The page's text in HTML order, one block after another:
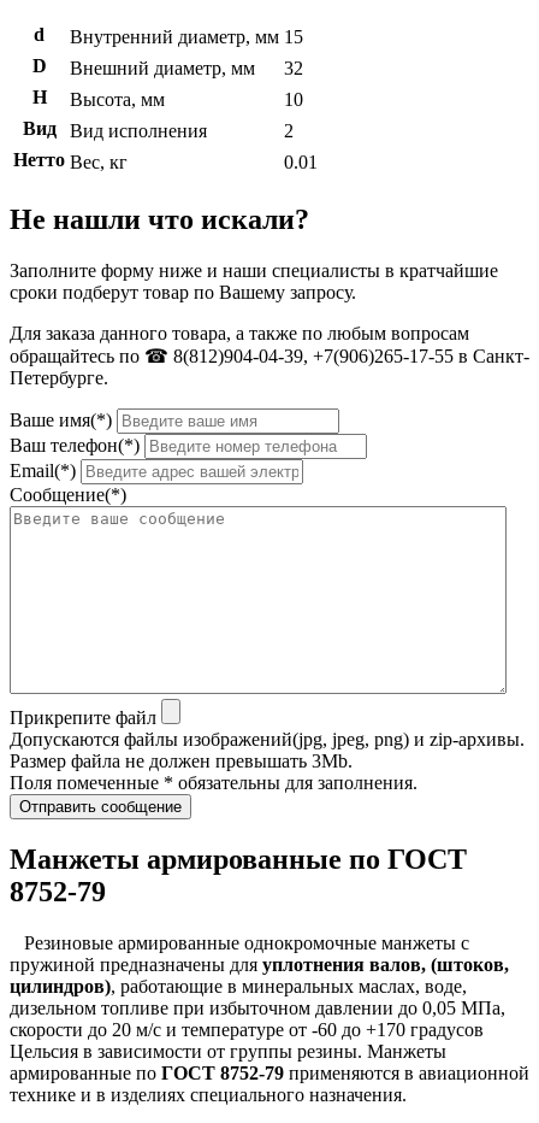
d Внутренний диаметр, мм 15
D
Внешний диаметр, мм
32
H
Высота, мм
10
Вид
Вид исполнения
2
Нетто Вес, кг 0.01
Не нашли что искали?
Заполните форму ниже и наши специалисты в кратчайшие
сроки подберут товар по Вашему запросу.
Для заказа данного товара, а также по любым вопросам
обращайтесь по ☎ 8(812)904-04-39, +7(906)265-17-55 в Санкт-
Петербурге.
Ваше имя(*)
Ваш телефон(*)
Email(*)
Сообщение(*)
Прикрепите файл
Допускаются файлы изображений(jpg, jpeg, png) и zip-архивы.
Размер файла не должен превышать 3Mb.
Поля помеченные * обязательны для заполнения.
Отправить сообщение
Манжеты армированные по ГОСТ
8752-79
Резиновые армированные однокромочные манжеты с
пружиной предназначены для уплотнения валов, (штоков,
цилиндров), работающие в минеральных маслах, воде,
дизельном топливе при избыточном давлении до 0,05 МПа,
скорости до 20 м/с и температуре от -60 до +170 градусов
Цельсия в зависимости от группы резины. Манжеты
армированные по ГОСТ 8752-79 применяются в авиационной
технике и в изделиях специального назначения.